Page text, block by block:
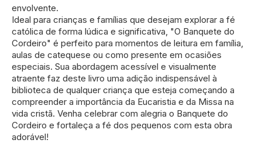
envolvente.
Ideal para crianças e famílias que desejam explorar a fé
católica de forma lúdica e significativa, "O Banquete do
Cordeiro" é perfeito para momentos de leitura em família,
aulas de catequese ou como presente em ocasiões
especiais. Sua abordagem acessível e visualmente
atraente faz deste livro uma adição indispensável à
biblioteca de qualquer criança que esteja começando a
compreender a importância da Eucaristia e da Missa na
vida cristã. Venha celebrar com alegria o Banquete do
Cordeiro e fortaleça a fé dos pequenos com esta obra
adorável!